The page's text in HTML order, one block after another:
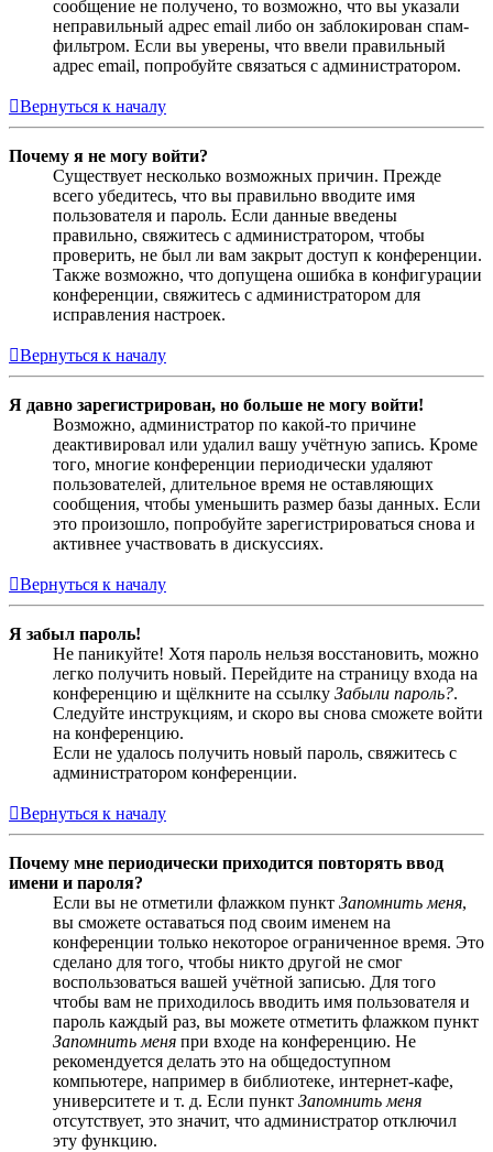
сообщение не получено, то возможно, что вы указали
неправильный адрес email либо он заблокирован спам-
фильтром. Если вы уверены, что ввели правильный
адрес email, попробуйте связаться с администратором.
Вернуться к началу
Почему я не могу войти?
Существует несколько возможных причин. Прежде
всего убедитесь, что вы правильно вводите имя
пользователя и пароль. Если данные введены
правильно, свяжитесь с администратором, чтобы
проверить, не был ли вам закрыт доступ к конференции.
Также возможно, что допущена ошибка в конфигурации
конференции, свяжитесь с администратором для
исправления настроек.
Вернуться к началу
Я давно зарегистрирован, но больше не могу войти!
Возможно, администратор по какой-то причине
деактивировал или удалил вашу учётную запись. Кроме
того, многие конференции периодически удаляют
пользователей, длительное время не оставляющих
сообщения, чтобы уменьшить размер базы данных. Если
это произошло, попробуйте зарегистрироваться снова и
активнее участвовать в дискуссиях.
Вернуться к началу
Я забыл пароль!
Не паникуйте! Хотя пароль нельзя восстановить, можно
легко получить новый. Перейдите на страницу входа на
конференцию и щёлкните на ссылку Забыли пароль?.
Следуйте инструкциям, и скоро вы снова сможете войти
на конференцию.
Если не удалось получить новый пароль, свяжитесь с
администратором конференции.
Вернуться к началу
Почему мне периодически приходится повторять ввод
имени и пароля?
Если вы не отметили флажком пункт Запомнить меня,
вы сможете оставаться под своим именем на
конференции только некоторое ограниченное время. Это
сделано для того, чтобы никто другой не смог
воспользоваться вашей учётной записью. Для того
чтобы вам не приходилось вводить имя пользователя и
пароль каждый раз, вы можете отметить флажком пункт
Запомнить меня при входе на конференцию. Не
рекомендуется делать это на общедоступном
компьютере, например в библиотеке, интернет-кафе,
университете и т. д. Если пункт Запомнить меня
отсутствует, это значит, что администратор отключил
эту функцию.